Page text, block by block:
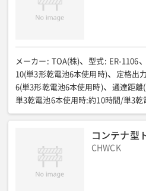
PE製水タンク(容量約55L)/足踏式ポン
PE製水タンク(容量約35L)/足踏式ポ
FPR製壁掛手洗器(コック付ポリタン
棚付二連紙巻器/シートクリーナー
コートフック/サニタリーボックス/
装備⑧:
ピクトサイン/凍結防止ヒーター(洋
質量(kg) 約800
メーカー : TOA(株) 型式: ER-1106
10(単3形乾電池6本使用時)
定格出
6(単3形乾電池6本使用時)
通達距離
単3乾電池6本使用時:約10時間/単3乾
全長(mm): 250 全幅(mm): 154
コンテナ型
CHWCK